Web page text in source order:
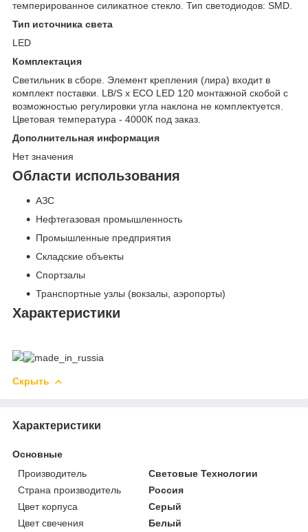
темперированное силикатное стекло. Тип светодиодов: SMD.
Тип источника света
LED
Комплектация
Светильник в сборе. Элемент крепления (лира) входит в
комплект поставки. LB/S х ECO LED 120 монтажной скобой с
возможностью регулировки угла наклона не комплектуется.
Цветовая температура - 4000К под заказ.
Дополнительная информация
Нет значения
Области использования
АЗС
Нефтегазовая промышленность
Промышленные предприятия
Складские объекты
Спортзалы
Транспортные узлы (вокзалы, аэропорты)
Характеристики
Скрыть
Характеристики
Основные
Производитель
Световые Технологии
Страна производитель
Россия
Цвет корпуса
Серый
Цвет свечения
Белый